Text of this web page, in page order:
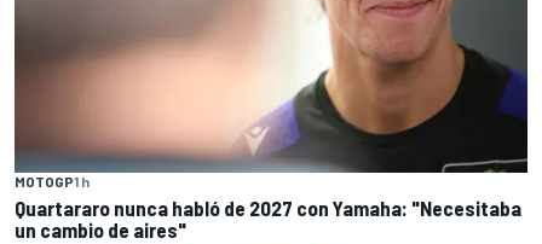
MOTOGP1 h
Quartararo nunca habló de 2027 con Yamaha: "Necesitaba
un cambio de aires"